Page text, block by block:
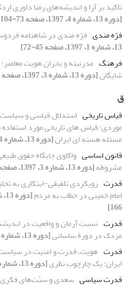
تاکید بر آرا و اندیشه‌های رضا داوری
[دوره 13، شماره 4، 1397، صفحه 73-104]
فرّه مندی فرّه مندی در شاهنامه
13، شماره 1، 1397، صفحه 45-72]
فرهنگ مدرنیته و بحران هویت
شایگان[دوره 13، شماره 3، 1397، صفحه 157-183]
ق
قیاس تاریخی استدلال قیاسی و
موردی: قیاس های تاریخی مورد
مسئله هسته ای ایران[دوره 13، شماره 4، 1397، صفحه 105-133]
قانون اساسی واکاوی جایگاه حقوق
مشروطه[دوره 13، شماره 3، 1397، صفحه 7-36]
قدرت رویکردی تلفیقی-ابتکاری به
امام خمینی در خطاب به مردم
166]
قدرت نسبت آرمان و واقعیت در
مزدک در دورة ساسانی[دوره 13، شماره 2، 1397، صفحه 7-32]
قدرت هویت، قدرت و امنیت در
ایران: یک چارچوب نظری[دوره 13، شماره 2، 1397، صفحه 33-64]
قدرت سیاسی سعدی و سنّت‌های